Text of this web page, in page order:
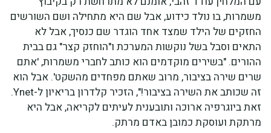
משמרות, בו נולד כידוע, אבל שם היא מתחילה ושם השורשים
החזקים של הילד שמצד אחד הוגדר שם כנסיך, אבל לא
התאים וסבל בשל נוקשות המערכת ו"הוחזק קצר" גם בבית
ההורים. "בשירים מוקדמים הוא כותב לחברי משמרות, 'אתם
שרים שירה בציבור, מרוב שאתם מפחדים מהשקט'. אבל הוא
זה שכותב את השירה בציבור!", הזכיר קלדרון בריאיון ל-Ynet.
זאת ביוגרפיה ארוכה ותובענית לעיתים לקריאה, אבל היא
מרתקת ועוסקת כמובן באדם מרתק.